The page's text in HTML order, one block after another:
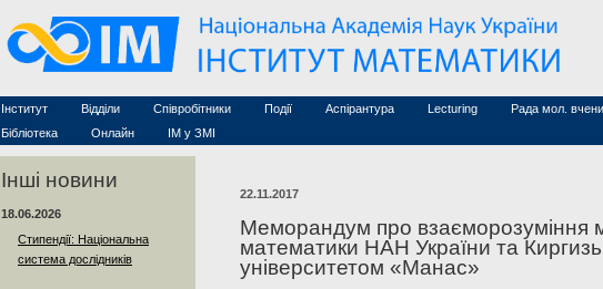
Інститут
Конкурси на посади
Науково-організаційна робота
Відділи Співробітники
Асоційовані дослідники
Технічний персонал
Події
Конференції (архів)
Курси з математики
Аспірантура Lecturing Рада мол.
Бібліотека
MathSciNet
Публікації
Онлайн
ІМ у ЗМІ
Інші новини
18.06.2026
Стипендії: Національна
система дослідників
22.11.2017
Меморандум про взаєморозуміння
математики НАН України та
університетом «Манас»